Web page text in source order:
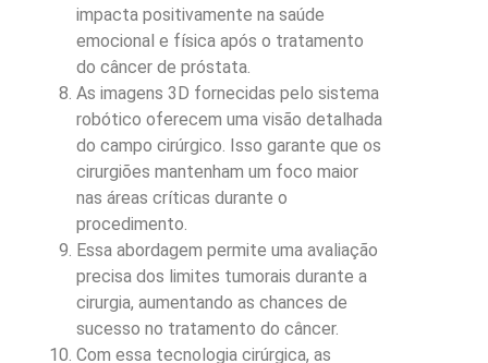
impacta positivamente na saúde
emocional e física após o tratamento
do câncer de próstata.
As imagens 3D fornecidas pelo sistema
robótico oferecem uma visão detalhada
do campo cirúrgico. Isso garante que os
cirurgiões mantenham um foco maior
nas áreas críticas durante o
procedimento.
Essa abordagem permite uma avaliação
precisa dos limites tumorais durante a
cirurgia, aumentando as chances de
sucesso no tratamento do câncer.
Com essa tecnologia cirúrgica, as